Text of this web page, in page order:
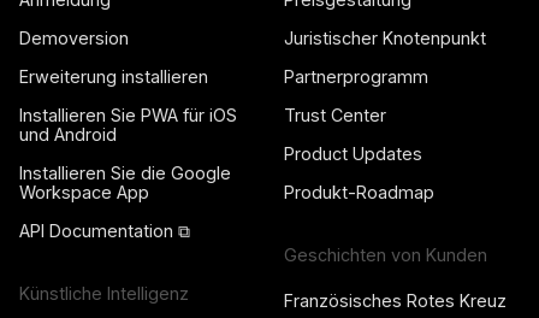
Demoversion
Erweiterung installieren
Installieren Sie PWA für iOS
und Android
Installieren Sie die Google
Workspace App
API Documentation ⧉
Künstliche Intelligenz
Juristischer Knotenpunkt
Partnerprogramm
Trust Center
Product Updates
Produkt-Roadmap
Geschichten von Kunden
Französisches Rotes Kreuz